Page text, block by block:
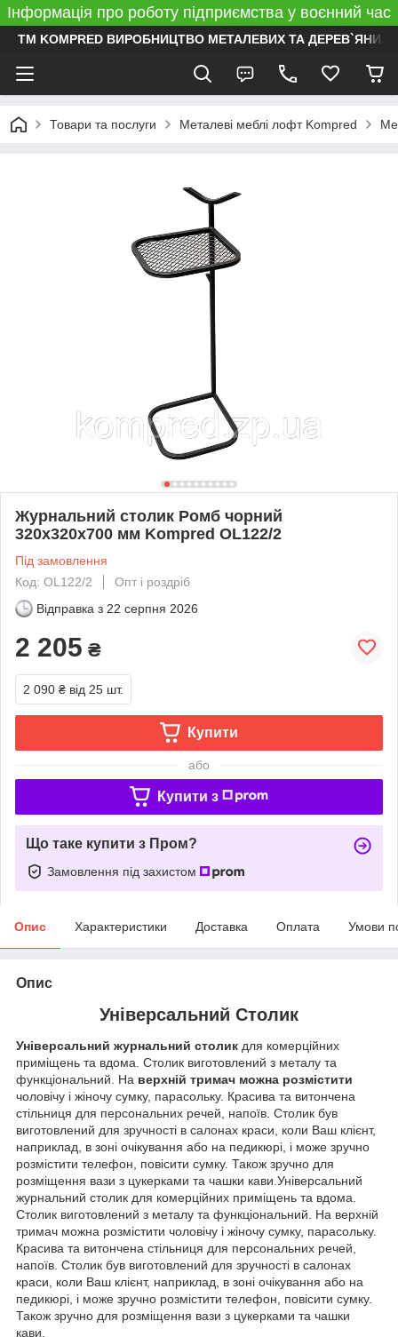
Інформація про роботу підприємства у воєнний час
ТМ KOMPRED ВИРОБНИЦТВО МЕТАЛЕВИХ ТА ДЕРЕВ`ЯНИХ
Товари та послуги Металеві меблі лофт Kompred
Журнальний столик Ромб чорний
320х320х700 мм Kompred OL122/2
Під замовлення
Код: OL122/2
Опт і роздріб
Відправка з 22 серпня 2026
2 205 ₴
2 090 ₴ від 25 шт.
Купити
або
Купити з
Що таке купити з Пром?
Замовлення під захистом
Опис Характеристики Доставка Оплата Умови
Опис
Універсальний Столик
Універсальний журнальний столик для комерційних
приміщень та вдома. Столик виготовлений з металу та
функціональний. На верхній тримач можна розмістити
чоловічу і жіночу сумку, парасольку. Красива та витончена
стільниця для персональних речей, напоїв. Столик був
виготовлений для зручності в салонах краси, коли Ваш клієнт,
наприклад, в зоні очікування або на педикюрі, і може зручно
розмістити телефон, повісити сумку. Також зручно для
розміщення вази з цукерками та чашки кави.Універсальний
журнальний столик для комерційних приміщень та вдома.
Столик виготовлений з металу та функціональний. На верхній
тримач можна розмістити чоловічу і жіночу сумку, парасольку.
Красива та витончена стільниця для персональних речей,
напоїв. Столик був виготовлений для зручності в салонах
краси, коли Ваш клієнт, наприклад, в зоні очікування або на
педикюрі, і може зручно розмістити телефон, повісити сумку.
Також зручно для розміщення вази з цукерками та чашки
кави.